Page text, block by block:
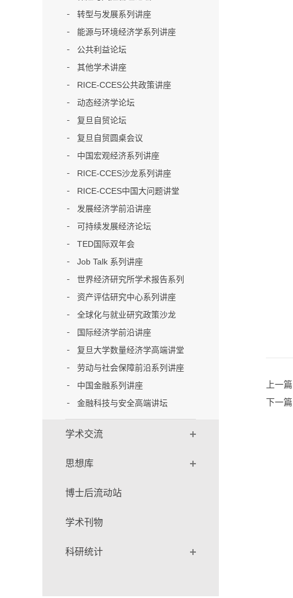
转型与发展系列讲座
能源与环境经济学系列讲座
公共利益论坛
其他学术讲座
RICE-CCES公共政策讲座
动态经济学论坛
复旦自贸论坛
复旦自贸圆桌会议
中国宏观经济系列讲座
RICE-CCES沙龙系列讲座
RICE-CCES中国大问题讲堂
发展经济学前沿讲座
可持续发展经济论坛
TED国际双年会
Job Talk 系列讲座
世界经济研究所学术报告系列
资产评估研究中心系列讲座
全球化与就业研究政策沙龙
国际经济学前沿讲座
复旦大学数量经济学高端讲堂
劳动与社会保障前沿系列讲座
中国金融系列讲座
金融科技与安全高端讲坛
学术交流
思想库
博士后流动站
学术刊物
科研统计
上一篇
下一篇